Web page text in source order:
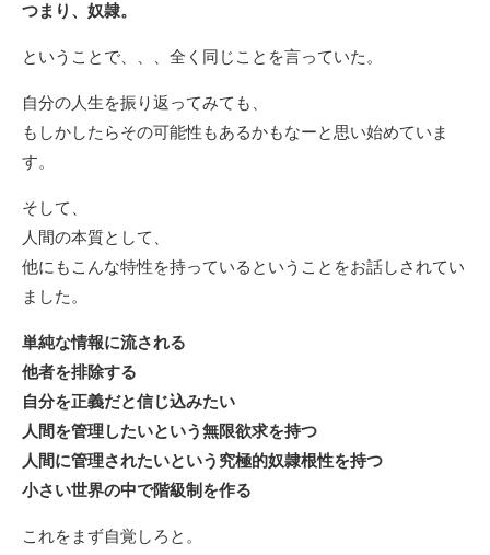
つまり、奴隷。
ということで、、、全く同じことを言っていた。
自分の人生を振り返ってみても、
もしかしたらその可能性もあるかもなーと思い始めていま
す。
そして、
人間の本質として、
他にもこんな特性を持っているということをお話しされてい
ました。
単純な情報に流される
他者を排除する
自分を正義だと信じ込みたい
人間を管理したいという無限欲求を持つ
人間に管理されたいという究極的奴隷根性を持つ
小さい世界の中で階級制を作る
これをまず自覚しろと。